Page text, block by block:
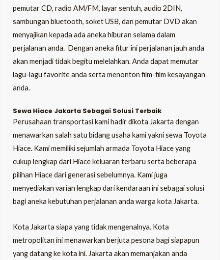
pemutar CD, radio AM/FM, layar sentuh, audio 2DIN,
sambungan bluetooth, soket USB, dan pemutar DVD akan
menyajikan kepada ada aneka hiburan selama dalam
perjalanan anda. Dengan aneka fitur ini perjalanan jauh anda
akan menjadi tidak begitu melelahkan. Anda dapat memutar
lagu-lagu favorite anda serta menonton film-film kesayangan
anda.
Sewa Hiace Jakarta Sebagai Solusi Terbaik
Perusahaan transportasi kami hadir dikota Jakarta dengan
menawarkan salah satu bidang usaha kami yakni sewa Toyota
Hiace. Kami memiliki sejumlah armada Toyota Hiace yang
cukup lengkap dari Hiace keluaran terbaru serta beberapa
pilihan Hiace dari generasi sebelumnya. Kami juga
menyediakan varian lengkap dari kendaraan ini sebagai solusi
bagi aneka kebutuhan perjalanan anda warga kota Jakarta.
Kota Jakarta siapa yang tidak mengenalnya. Kota
metropolitan ini menawarkan berjuta pesona bagi siapapun
yang datang ke kota ini. Jakarta akan memanjakan anda